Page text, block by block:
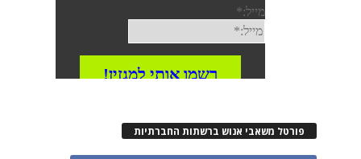
פורטל משאבי אנוש ברשתות החברתיות